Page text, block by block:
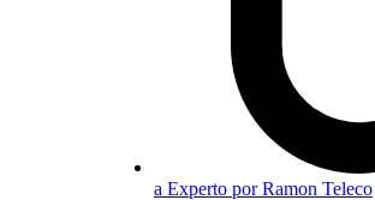
a Experto por Ramon Teleco